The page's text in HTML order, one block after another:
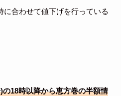
に合わせて値下げを行っている
18時以降から恵方巻の半額情